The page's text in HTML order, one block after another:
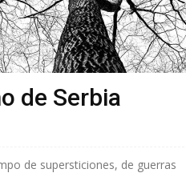
de Serbia
de supersticiones, de guerras